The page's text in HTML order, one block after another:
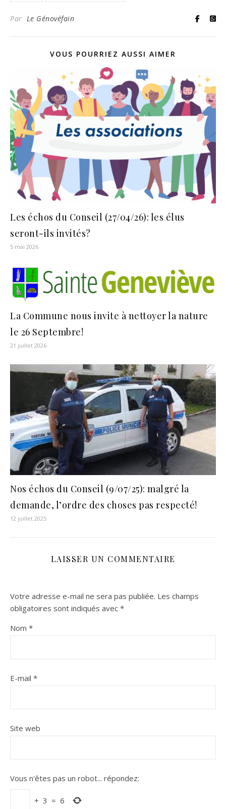
Par Le Génovéfain
VOUS POURRIEZ AUSSI AIMER
Les échos du Conseil (27/04/26): les élus
seront-ils invités?
5 mai 2026
La Commune nous invite à nettoyer la nature
le 26 Septembre!
21 juillet 2026
Nos échos du Conseil (9/07/25): malgré la
demande, l’ordre des choses pas respecté!
12 juillet 2025
LAISSER UN COMMENTAIRE
Votre adresse e-mail ne sera pas publiée. Les champs
obligatoires sont indiqués avec *
Nom *
E-mail *
Site web
Vous n'êtes pas un robot... répondez:
+ 3 = 6